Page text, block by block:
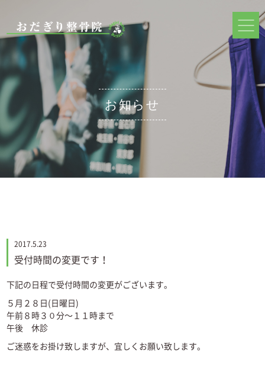
お知らせ
2017.5.23
受付時間の変更です！
下記の日程で受付時間の変更がございます。
５月２８日(日曜日)
午前８時３０分～１１時まで
午後 休診
ご迷惑をお掛け致しますが、宜しくお願い致します。